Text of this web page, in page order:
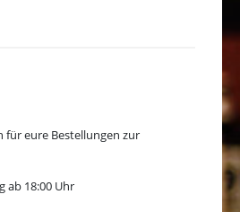
für eure Bestellungen zur
ab 18:00 Uhr